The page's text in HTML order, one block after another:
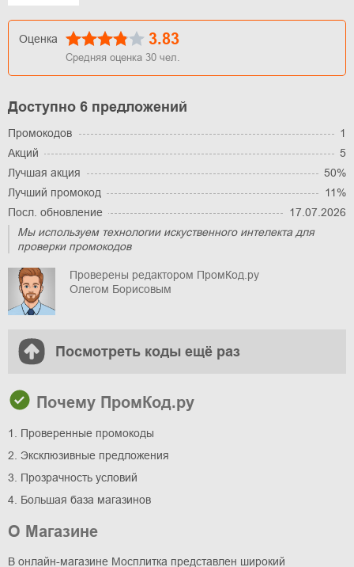
Оценка 3.83
Средняя оценка 30 чел.
Доступно 6 предложений
Промокодов
1
Акций
5
Лучшая акция
50%
Лучший промокод
11%
Посл. обновление
17.07.2026
Мы используем технологии искуственного интелекта для
проверки промокодов
Проверены редактором ПромКод.ру
Олегом Борисовым
Посмотреть коды ещё раз
Почему ПромКод.ру
1. Проверенные промокоды
2. Эксклюзивные предложения
3. Прозрачность условий
4. Большая база магазинов
О Магазине
В онлайн-магазине Мосплитка представлен широкий